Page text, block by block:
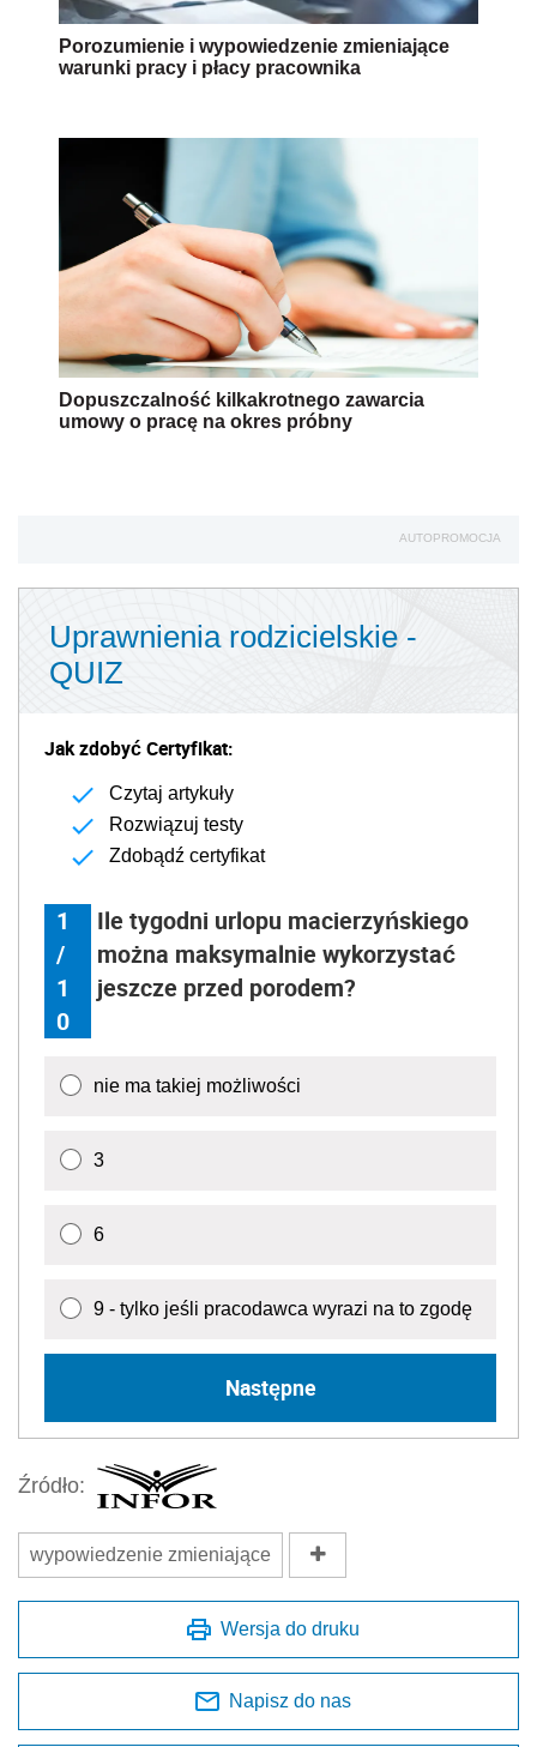
Porozumienie i wypowiedzenie zmieniające
warunki pracy i płacy pracownika
Dopuszczalność kilkakrotnego zawarcia
umowy o pracę na okres próbny
AUTOPROMOCJA
Uprawnienia rodzicielskie -
QUIZ
Jak zdobyć Certyfikat:
Czytaj artykuły
Rozwiązuj testy
Zdobądź certyfikat
1
/
1
0
Ile tygodni urlopu macierzyńskiego
można maksymalnie wykorzystać
jeszcze przed porodem?
nie ma takiej możliwości
3
6
9 - tylko jeśli pracodawca wyrazi na to zgodę
Następne
Źródło:
wypowiedzenie zmieniające
Wersja do druku
Napisz do nas